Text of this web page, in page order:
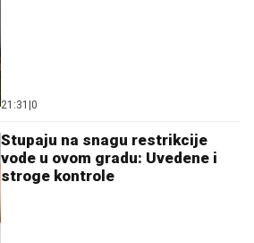
satima: Kolaps na granicama,
ovo je najnoviji izveštaj